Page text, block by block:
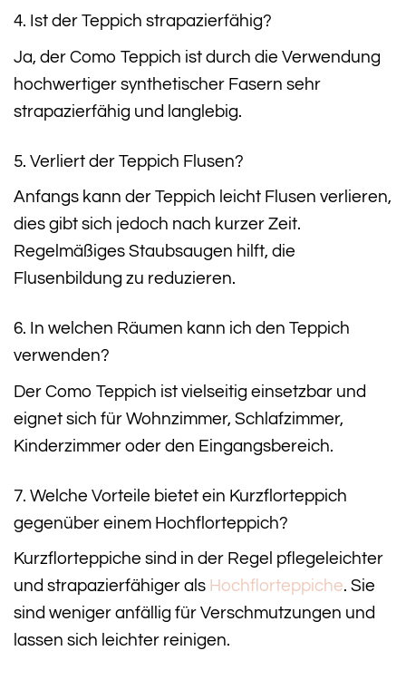
4. Ist der Teppich strapazierfähig?
Ja, der Como Teppich ist durch die Verwendung
hochwertiger synthetischer Fasern sehr
strapazierfähig und langlebig.
5. Verliert der Teppich Flusen?
Anfangs kann der Teppich leicht Flusen verlieren,
dies gibt sich jedoch nach kurzer Zeit.
Regelmäßiges Staubsaugen hilft, die
Flusenbildung zu reduzieren.
6. In welchen Räumen kann ich den Teppich
verwenden?
Der Como Teppich ist vielseitig einsetzbar und
eignet sich für Wohnzimmer, Schlafzimmer,
Kinderzimmer oder den Eingangsbereich.
7. Welche Vorteile bietet ein Kurzflorteppich
gegenüber einem Hochflorteppich?
Kurzflorteppiche sind in der Regel pflegeleichter
und strapazierfähiger als Hochflorteppiche. Sie
sind weniger anfällig für Verschmutzungen und
lassen sich leichter reinigen.